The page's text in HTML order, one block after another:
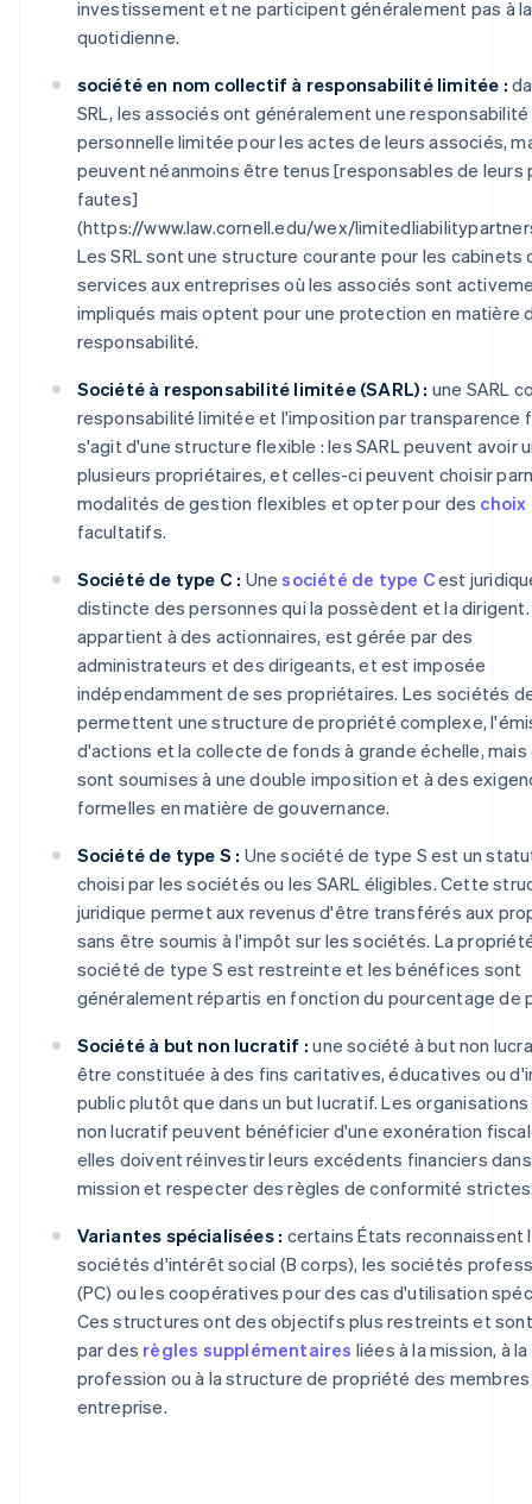
investissement et ne participent généralement pas à
quotidienne.
société en nom collectif à responsabilité limitée :
SRL, les associés ont généralement une responsabilité
personnelle limitée pour les actes de leurs associés,
peuvent néanmoins être tenus [responsables de leurs
fautes]
(https://www.law.cornell.edu/wex/limitedliability
Les SRL sont une structure courante pour les cabinets
services aux entreprises où les associés sont
impliqués mais optent pour une protection en matière
responsabilité.
Société à responsabilité limitée (SARL) : une SARL
responsabilité limitée et l'imposition par transparence
s'agit d'une structure flexible : les SARL peuvent avoir
plusieurs propriétaires, et celles-ci peuvent choisir
modalités de gestion flexibles et opter pour des
facultatifs.
Société de type C : Unesociété de type Cest
distincte des personnes qui la possèdent et la dirigent.
appartient à des actionnaires, est gérée par des
administrateurs et des dirigeants, et est imposée
indépendamment de ses propriétaires. Les sociétés
permettent une structure de propriété complexe,
d'actions et la collecte de fonds à grande échelle, mais
sont soumises à une double imposition et à des
formelles en matière de gouvernance.
Société de type S : Une société de type S est un
choisi par les sociétés ou les SARL éligibles. Cette
juridique permet aux revenus d'être transférés aux
sans être soumis à l'impôt sur les sociétés. La
société de type S est restreinte et les bénéfices sont
généralement répartis en fonction du pourcentage de
Société à but non lucratif : une société à but non
être constituée à des fins caritatives, éducatives ou
public plutôt que dans un but lucratif. Les
non lucratif peuvent bénéficier d'une exonération
elles doivent réinvestir leurs excédents financiers
mission et respecter des règles de conformité
Variantes spécialisées : certains États reconnaissent
sociétés d'intérêt social (B corps), les sociétés
(PC) ou les coopératives pour des cas d'utilisation
Ces structures ont des objectifs plus restreints et
par des règles supplémentaires liées à la mission, à la
profession ou à la structure de propriété des
entreprise.